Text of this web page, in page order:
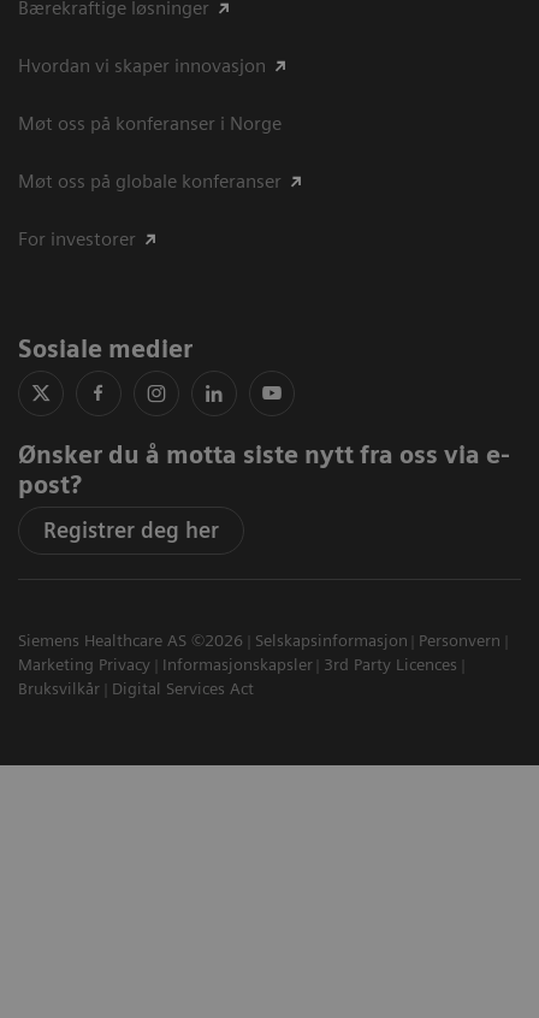
Bærekraftige løsninger
Hvordan vi skaper innovasjon
Møt oss på konferanser i Norge
Møt oss på globale konferanser
For investorer
Sosiale medier
Ønsker du å motta siste nytt fra oss via e-
post?
Registrer deg her
Siemens Healthcare AS ©2026 Selskapsinformasjon
Personvern
Marketing Privacy
Informasjonskapsler
3rd Party Licences
Bruksvilkår
Digital Services Act